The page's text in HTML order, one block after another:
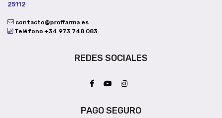
25112
contacto@proffarma.es
Teléfono +34 973 748 083
REDES SOCIALES
PAGO SEGURO